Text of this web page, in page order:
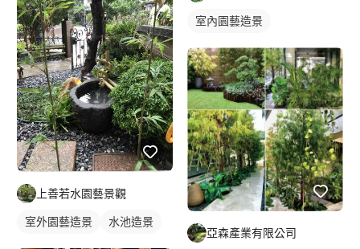
上善若水園藝景觀
室外園藝造景 水池造景
室內園藝造景
亞森產業有限公司